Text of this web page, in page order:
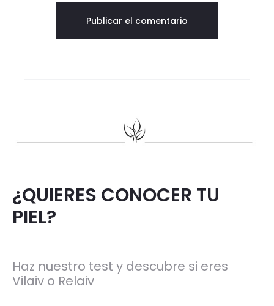
¿QUIERES CONOCER TU
PIEL?
Haz nuestro test y descubre si eres
Vilaiv o Relaiv